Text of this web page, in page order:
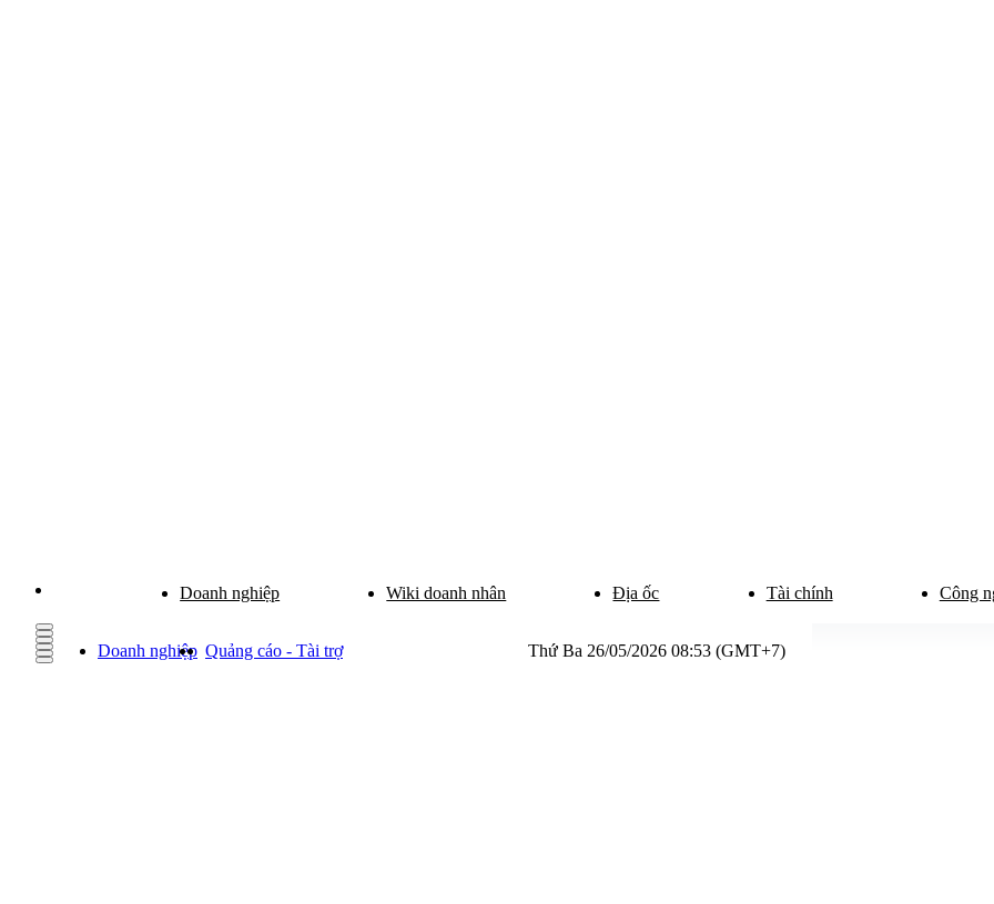
Doanh nghiệp Wiki doanh nhân Địa ốc Tài chính Công
Doanh nghiệp Quảng cáo - Tài trợ Thứ Ba 26/05/2026 08:53 (GMT+7)